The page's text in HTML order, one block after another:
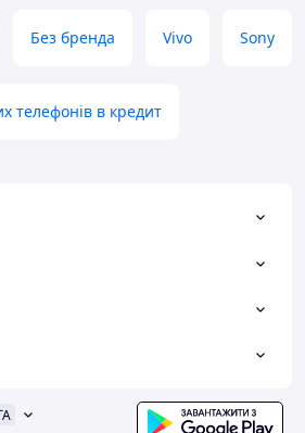
Без бренда Vivo Sony
телефонів в кредит